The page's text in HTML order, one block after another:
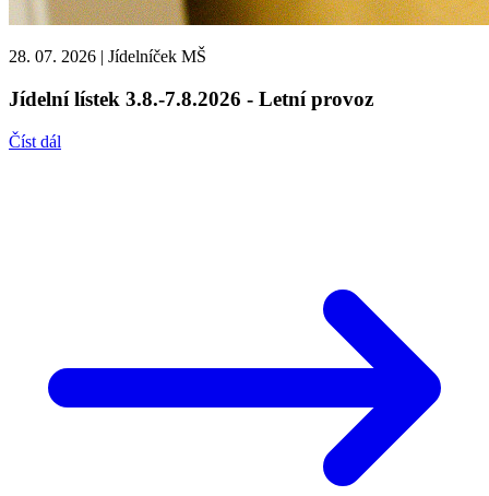
28. 07. 2026 | Jídelníček MŠ
Jídelní lístek 3.8.-7.8.2026 - Letní provoz
Číst dál